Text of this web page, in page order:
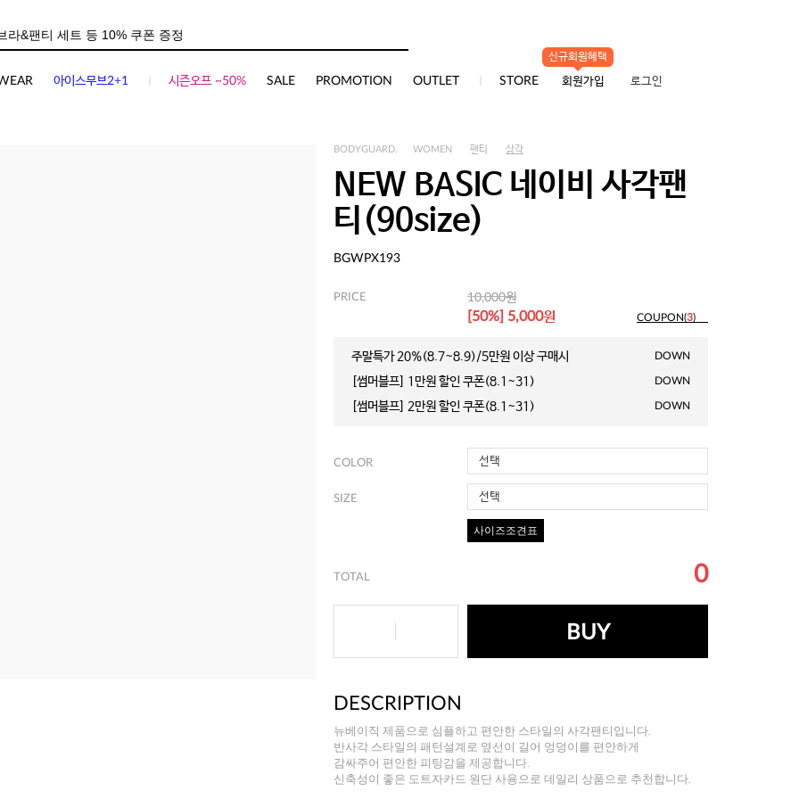
아이스무브2+1 시즌오프 ~50% SALE PROMOTION OUTLET STORE
신규회원혜택
회원가입 로그인
BODYGUARD. WOMEN 팬티 삼각
NEW BASIC 네이비 사각팬
티(90size)
BGWPX193
PRICE 10,000원
[50%] 5,000원 COUPON(3)
주말특가 20%(8.7~8.9)/5만원 이상 구매시 DOWN
[썸머블프] 1만원 할인 쿠폰(8.1~31) DOWN
[썸머블프] 2만원 할인 쿠폰(8.1~31) DOWN
COLOR 선택
SIZE 선택
사이즈조견표
TOTAL 0
BUY
DESCRIPTION
뉴베이직 제품으로 심플하고 편안한 스타일의 사각팬티입니다.
반사각 스타일의 패턴설계로 옆선이 길어 엉덩이를 편안하게
감싸주어 편안한 피팅감을 제공합니다.
신축성이 좋은 도트자카드 원단 사용으로 데일리 상품으로 추천합니다.